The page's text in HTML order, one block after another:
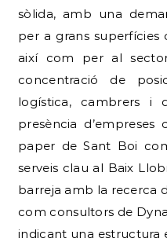
sòlida, amb una
per a grans
així com per al
concentració de
logística, cambrers i
presència
paper de Sant Boi
serveis clau al Baix
barreja amb la recerca
com consultors de
indicant una estructura